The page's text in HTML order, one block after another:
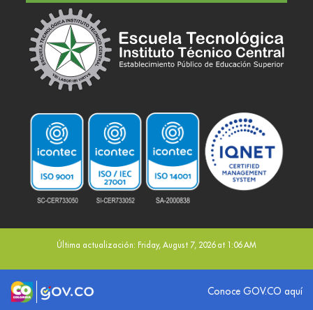
Última actualización: Friday, August 7, 2026 at 1:06 AM
Logo marca ColombiaLogo Gobierno de ColombiaConoce GOV.CO aquí